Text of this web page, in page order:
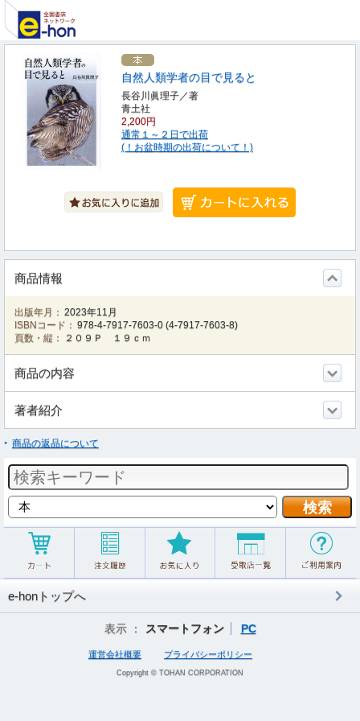
自然人類学者の目で見ると
長谷川眞理子／著
青土社
2,200円
通常１～２日で出荷
(！お盆時期の出荷について！)
商品情報
出版年月： 2023年11月
ISBNコード： 978-4-7917-7603-0 (4-7917-7603-8)
頁数・縦：
２０９Ｐ １９ｃｍ
商品の内容
著者紹介
商品の返品について
e-honトップへ
表示 ： スマートフォン PC
運営会社概要 プライバシーポリシー
Copyright © TOHAN CORPORATION